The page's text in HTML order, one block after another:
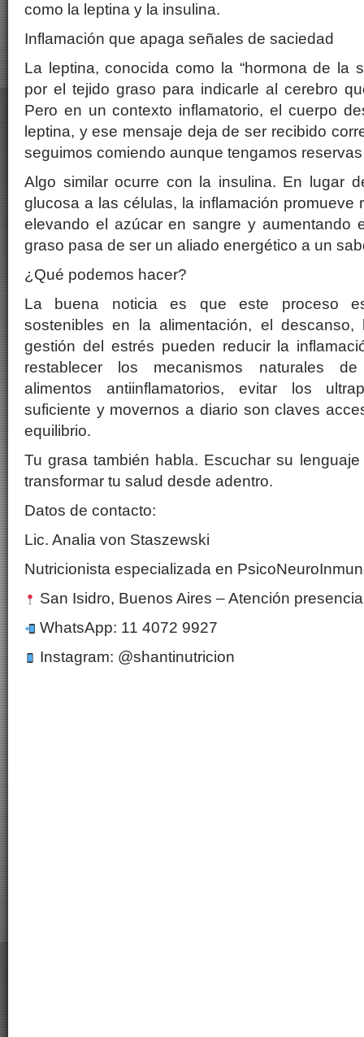
como la leptina y la insulina.
Inflamación que apaga señales de saciedad
La leptina, conocida como la “hormona de la
por el tejido graso para indicarle al cerebro
Pero en un contexto inflamatorio, el cuerpo
leptina, y ese mensaje deja de ser recibido
seguimos comiendo aunque tengamos
Algo similar ocurre con la insulina. En lugar
glucosa a las células, la inflamación promueve
elevando el azúcar en sangre y aumentando
graso pasa de ser un aliado energético a un
¿Qué podemos hacer?
La buena noticia es que este proceso
sostenibles en la alimentación, el
gestión del estrés pueden reducir la
restablecer los mecanismos naturales de
alimentos antiinflamatorios, evitar los
suficiente y movernos a diario son claves
equilibrio.
Tu grasa también habla. Escuchar su
transformar tu salud desde adentro.
Datos de contacto:
Lic. Analia von Staszewski
Nutricionista especializada en
San Isidro, Buenos Aires – Atención
WhatsApp: 11 4072 9927
Instagram: @shantinutricion